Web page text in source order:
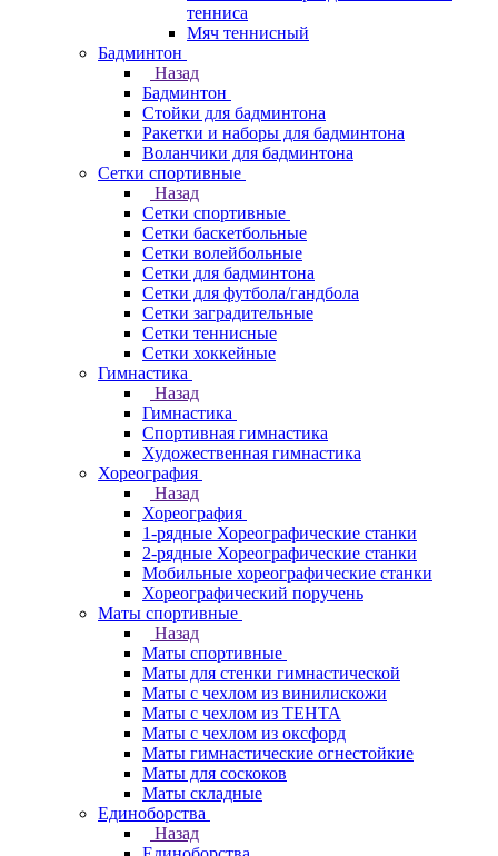
тенниса
Мяч теннисный
Бадминтон
Назад
Бадминтон
Стойки для бадминтона
Ракетки и наборы для бадминтона
Воланчики для бадминтона
Сетки спортивные
Назад
Сетки спортивные
Сетки баскетбольные
Сетки волейбольные
Сетки для бадминтона
Сетки для футбола/гандбола
Сетки заградительные
Сетки теннисные
Сетки хоккейные
Гимнастика
Назад
Гимнастика
Спортивная гимнастика
Художественная гимнастика
Хореография
Назад
Хореография
1-рядные Хореографические станки
2-рядные Хореографические станки
Мобильные хореографические станки
Хореографический поручень
Маты спортивные
Назад
Маты спортивные
Маты для стенки гимнастической
Маты с чехлом из винилискожи
Маты с чехлом из ТЕНТА
Маты с чехлом из оксфорд
Маты гимнастические огнестойкие
Маты для соскоков
Маты складные
Единоборства
Назад